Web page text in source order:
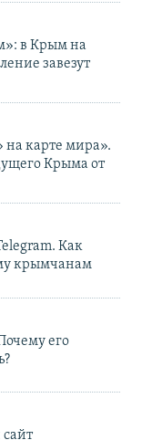
в Крым на
завезут
на карте мира».
Крыма от
Как
крымчанам
его
сайт